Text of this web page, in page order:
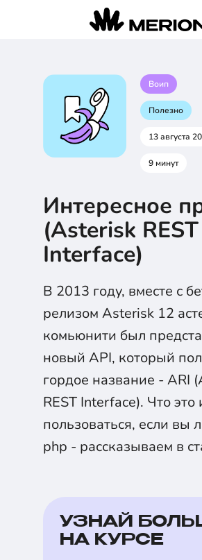
Воип
Полезно
13 августа
9 минут
Интересное
(Asterisk REST
Interface)
В 2013 году, вместе с
релизом Asterisk 12
комьюнити был
новый API, который
гордое название - ARI
REST Interface). Что это
пользоваться, если вы
php - рассказываем в
УЗНАЙ
НА КУРСЕ